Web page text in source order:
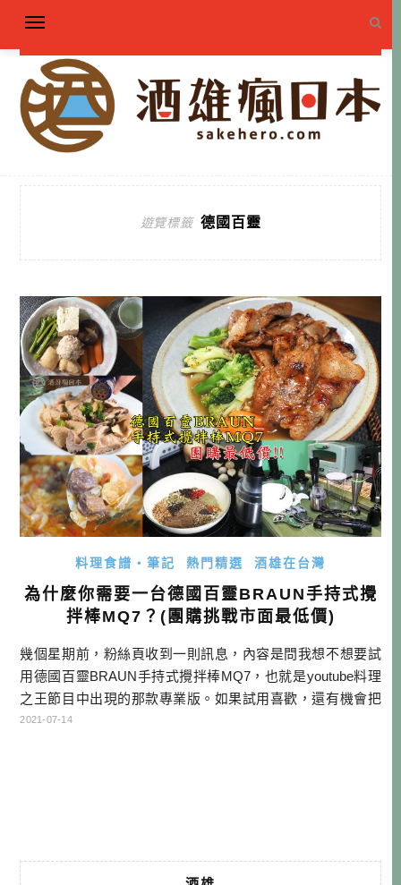
遊覽標籤 德國百靈
料理食譜・筆記 熱門精選 酒雄在台灣
為什麼你需要一台德國百靈BRAUN手持式攪
拌棒MQ7？(團購挑戰市面最低價)
幾個星期前，粉絲頁收到一則訊息，內容是問我想不想要試
用德國百靈BRAUN手持式攪拌棒MQ7，也就是youtube料理
之王節目中出現的那款專業版。如果試用喜歡，還有機會把
機器留在身邊。想說繼鈴木太太之後，我又接到料理相關的
2021-07-14